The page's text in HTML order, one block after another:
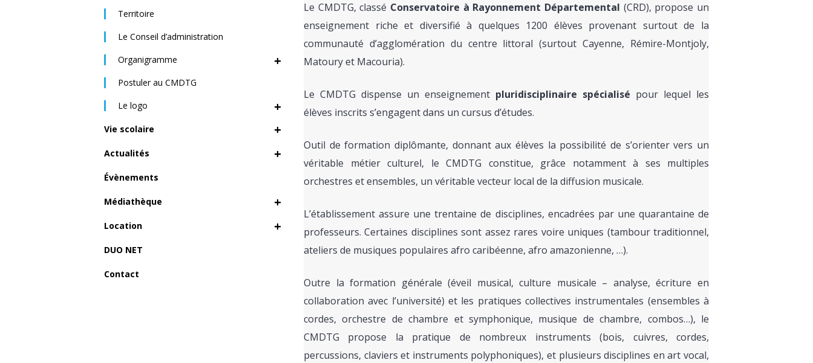
Le CMDTG, classé Conservatoire à Rayonnement Départemental (CRD), propose un
enseignement riche et diversifié à quelques 1200 élèves provenant surtout de la
communauté d’agglomération du centre littoral (surtout Cayenne, Rémire-Montjoly,
Matoury et Macouria).
Le CMDTG dispense un enseignement pluridisciplinaire spécialisé pour lequel les
élèves inscrits s’engagent dans un cursus d’études.
Outil de formation diplômante, donnant aux élèves la possibilité de s’orienter vers un
véritable métier culturel, le CMDTG constitue, grâce notamment à ses multiples
orchestres et ensembles, un véritable vecteur local de la diffusion musicale.
L’établissement assure une trentaine de disciplines, encadrées par une quarantaine de
professeurs. Certaines disciplines sont assez rares voire uniques (tambour traditionnel,
ateliers de musiques populaires afro caribéenne, afro amazonienne, …).
Outre la formation générale (éveil musical, culture musicale – analyse, écriture en
collaboration avec l’université) et les pratiques collectives instrumentales (ensembles à
cordes, orchestre de chambre et symphonique, musique de chambre, combos…), le
CMDTG propose la pratique de nombreux instruments (bois, cuivres, cordes,
percussions, claviers et instruments polyphoniques), et plusieurs disciplines en art vocal,
Territoire
Le Conseil d’administration
+
Organigramme
Postuler au CMDTG
+
Le logo
+
Vie scolaire
+
Actualités
Évènements
+
Médiathèque
+
Location
DUO NET
Contact